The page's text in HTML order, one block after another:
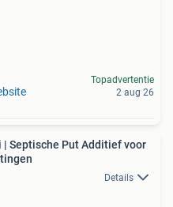
Topadvertentie
2 aug 26
| Septische Put Additief voor
Details